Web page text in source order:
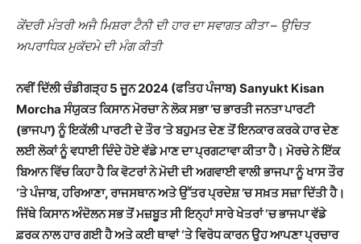
ਕੇਂਦਰੀ ਮੰਤਰੀ ਅਜੈ ਮਿਸ਼ਰਾ ਟੈਨੀ ਦੀ ਹਾਰ ਦਾ ਸਵਾਗਤ ਕੀਤਾ – ਉਚਿਤ
ਅਪਰਾਧਿਕ ਮੁਕੱਦਮੇ ਦੀ ਮੰਗ ਕੀਤੀ
ਨਵੀਂ ਦਿੱਲੀ ਚੰਡੀਗੜ੍ਹ 5 ਜੂਨ 2024 (ਫਤਿਹ ਪੰਜਾਬ) Sanyukt Kisan
Morcha ਸੰਯੁਕਤ ਕਿਸਾਨ ਮੋਰਚਾ ਨੇ ਲੋਕ ਸਭਾ ’ਚ ਭਾਰਤੀ ਜਨਤਾ ਪਾਰਟੀ
(ਭਾਜਪਾ)ਨੂੰ ਇਕੱਲੀ ਪਾਰਟੀ ਦੇ ਤੌਰ ’ਤੇ ਬਹੁਮਤ ਦੇਣ ਤੋਂ ਇਨਕਾਰ ਕਰਕੇ ਹਾਰ ਦੇਣ
ਲਈ ਲੋਕਾਂ ਨੂੰ ਵਧਾਈ ਦਿੰਦੇ ਹੋਏ ਵੱਡੇ ਮਾਣ ਦਾ ਪ੍ਰਗਟਾਵਾ ਕੀਤਾ ਹੈ। ਮੋਰਚੇ ਨੇਇੱਕ
ਬਿਆਨ ਵਿੱਚ ਕਿਹਾ ਹੈ ਕਿ ਵੋਟਰਾਂਨੇ ਮੋਦੀ ਦੀ ਅਗਵਾਈ ਵਾਲੀ ਭਾਜਪਾ ਨੂੰ ਖਾਸ ਤੌਰ
‘ਤੇ ਪੰਜਾਬ, ਹਰਿਆਣਾ, ਰਾਜਸਥਾਨ ਅਤੇ ਉੱਤਰ ਪ੍ਰਦੇਸ਼ ’ਚ ਸਖ਼ਤ ਸਜ਼ਾ ਦਿੱਤੀ ਹੈ।
ਜਿੱਥੇ ਕਿਸਾਨ ਅੰਦੋਲਨ ਸਭ ਤੋਂ ਮਜ਼ਬੂਤ ਸੀ ਇਨ੍ਹਾਂ ਸਾਰੇ ਖੇਤਰਾਂ ‘ਚ ਭਾਜਪਾ ਵੱਡੇ
ਫ਼ਰਕ ਨਾਲ ਹਾਰ ਗਈ ਹੈ ਅਤੇ ਕਈ ਥਾਵਾਂ ‘ਤੇ ਵਿਰੋਧ ਕਾਰਨ ਉਹ ਆਪਣਾ ਪ੍ਰਚਾਰ